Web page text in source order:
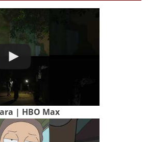
| HBO Max